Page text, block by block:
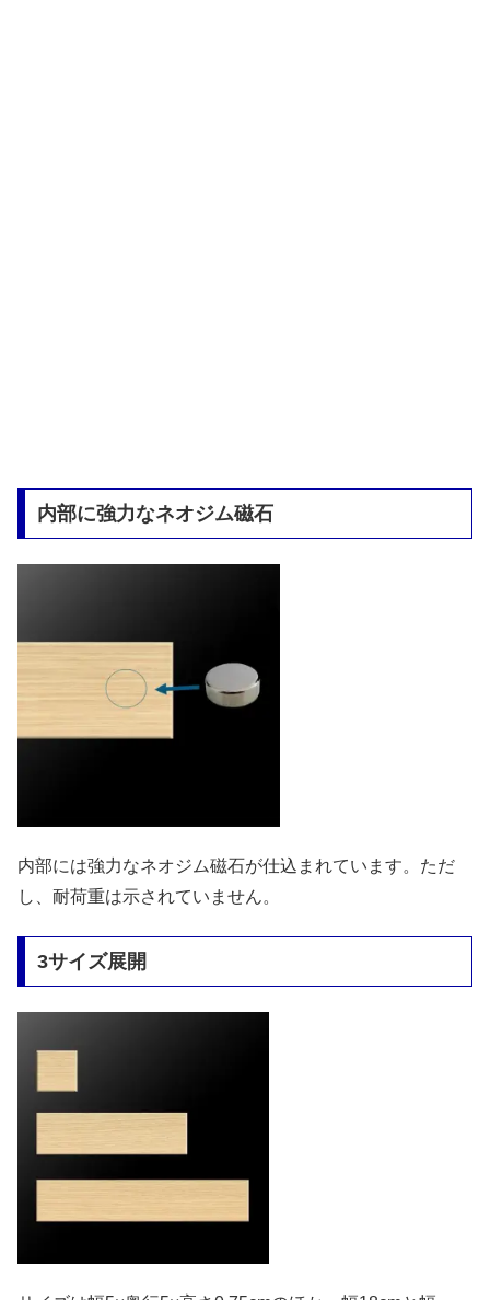
内部に強力なネオジム磁石
内部には強力なネオジム磁石が仕込まれています。ただ
し、耐荷重は示されていません。
3サイズ展開